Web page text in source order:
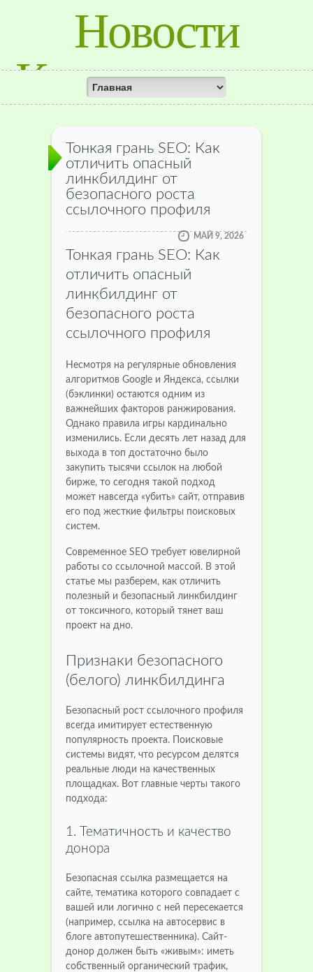
Новости
Красноярского
Края
Тонкая грань SEO: Как
отличить опасный
линкбилдинг от
безопасного роста
ссылочного профиля
МАЙ 9, 2026
Тонкая грань SEO: Как
отличить опасный
линкбилдинг от
безопасного роста
ссылочного профиля
Несмотря на регулярные обновления
алгоритмов Google и Яндекса, ссылки
(бэклинки) остаются одним из
важнейших факторов ранжирования.
Однако правила игры кардинально
изменились. Если десять лет назад для
выхода в топ достаточно было
закупить тысячи ссылок на любой
бирже, то сегодня такой подход
может навсегда «убить» сайт, отправив
его под жесткие фильтры поисковых
систем.
Современное SEO требует ювелирной
работы со ссылочной массой. В этой
статье мы разберем, как отличить
полезный и безопасный линкбилдинг
от токсичного, который тянет ваш
проект на дно.
Признаки безопасного
(белого) линкбилдинга
Безопасный рост ссылочного профиля
всегда имитирует естественную
популярность проекта. Поисковые
системы видят, что ресурсом делятся
реальные люди на качественных
площадках. Вот главные черты такого
подхода:
1. Тематичность и качество
донора
Безопасная ссылка размещается на
сайте, тематика которого совпадает с
вашей или логично с ней пересекается
(например, ссылка на автосервис в
блоге автопутешественника). Сайт-
донор должен быть «живым»: иметь
собственный органический трафик,